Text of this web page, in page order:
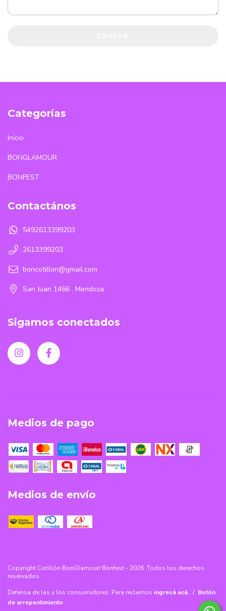
Categorías
Inicio
BONGLAMOUR
BONFEST
Contactános
5492613399203
2613399203
boncotillon@gmail.com
San Juan 1466 . Mendoza
Sigamos conectados
Medios de pago
Medios de envío
Copyright Cotillón BonGlamour/ Bonfest - 2026. Todos los derechos
reservados.
Defensa de las y los consumidores. Para reclamos ingresá acá. / Botón
de arrepentimiento